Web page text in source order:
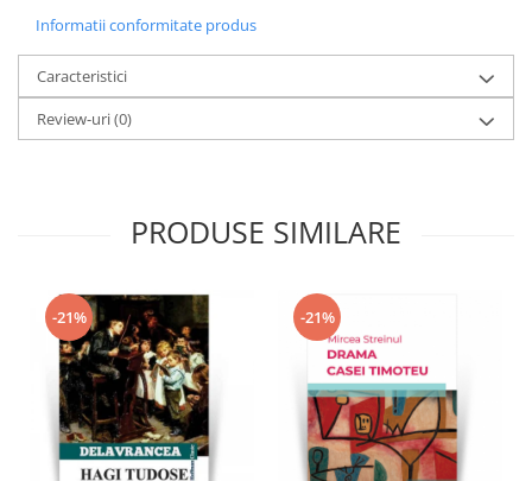
Informatii conformitate produs
Caracteristici
Review-uri(0)
PRODUSE SIMILARE
-21% -21%